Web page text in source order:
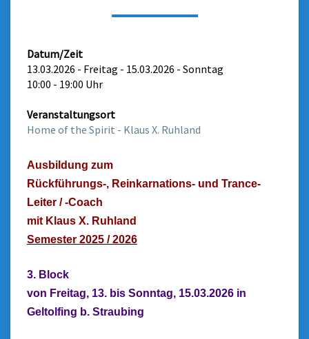
Datum/Zeit
13.03.2026 - Freitag - 15.03.2026 - Sonntag
10:00 - 19:00 Uhr
Veranstaltungsort
Home of the Spirit - Klaus X. Ruhland
Ausbildung zum
Rückführungs-, Reinkarnations- und Trance-
Leiter / -Coach
mit Klaus X. Ruhland
Semester 2025 / 2026
3. Block
von Freitag, 13. bis Sonntag, 15.03.2026 in
Geltolfing b. Straubing